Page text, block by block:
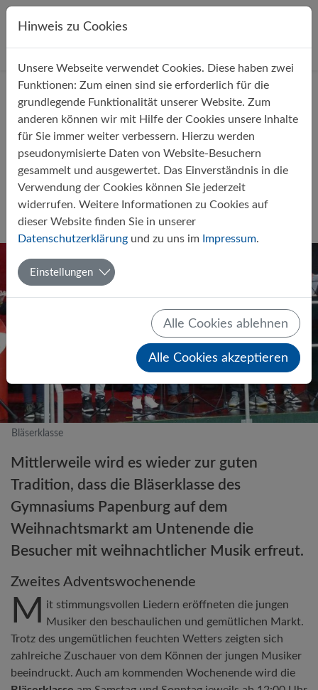
Direkt zur Hauptnavigation springen
Direkt zum Inhalt springen
StartseiteÜber uns Aktuelles
Bläserklasse und Big Band auf
dem Weihnachtsmarkt 2023
Von Hagen Stach 13.12.2023 Musik
Bläserklasse
Mittlerweile wird es wieder zur guten
Tradition, dass die Bläserklasse des
Gymnasiums Papenburg auf dem
Weihnachtsmarkt am Untenende die
Besucher mit weihnachtlicher Musik erfreut.
Zweites Adventswochenende
M
it stimmungsvollen Liedern eröffneten die jungen
Musiker den beschaulichen und gemütlichen Markt.
Trotz des ungemütlichen feuchten Wetters zeigten sich
zahlreiche Zuschauer von dem Können der jungen Musiker
beeindruckt. Auch am kommenden Wochenende wird die
Hinweis zu Cookies
Unsere Webseite verwendet Cookies. Diese haben zwei
Funktionen: Zum einen sind sie erforderlich für die
grundlegende Funktionalität unserer Website. Zum
anderen können wir mit Hilfe der Cookies unsere Inhalte
für Sie immer weiter verbessern. Hierzu werden
pseudonymisierte Daten von Website-Besuchern
gesammelt und ausgewertet. Das Einverständnis in die
Verwendung der Cookies können Sie jederzeit
widerrufen. Weitere Informationen zu Cookies auf
dieser Website finden Sie in unserer
Datenschutzerklärung und zu uns im Impressum.
Einstellungen
Alle Cookies ablehnen
Alle Cookies akzeptieren